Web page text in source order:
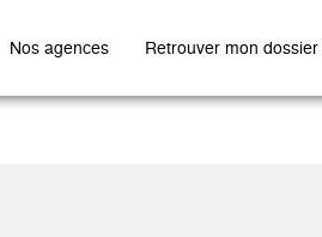
Nos agences Retrouver mon dossier